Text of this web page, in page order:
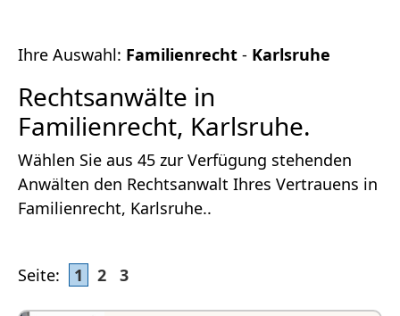
Ihre Auswahl: Familienrecht - Karlsruhe
Rechtsanwälte in
Familienrecht, Karlsruhe.
Wählen Sie aus 45 zur Verfügung stehenden
Anwälten den Rechtsanwalt Ihres Vertrauens in
Familienrecht, Karlsruhe..
Seite: 1 2 3